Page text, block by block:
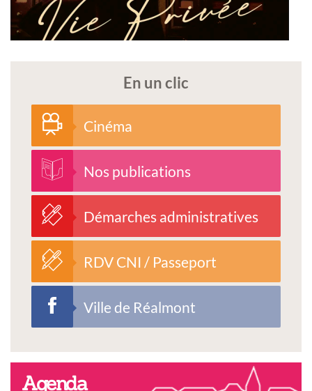
En un clic
Cinéma
Nos publications
Démarches administratives
RDV CNI / Passeport
Ville de Réalmont
Agenda